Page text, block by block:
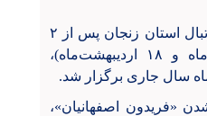
انتخابات ریاست هیئت فوتبال استان زنجان پس از ۲
بار تعویق (۲۲ فروردین‌ماه و ۱۸ اردیبهشت‌ماه)،
«فریدون اصفهانیان»،